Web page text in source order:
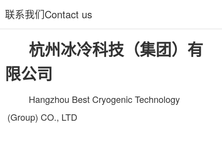
联系我们Contact us
杭州冰冷科技（集团）有
限公司
Hangzhou Best Cryogenic Technology
(Group) CO., LTD